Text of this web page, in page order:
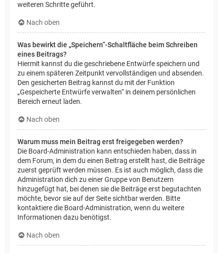
weiteren Schritte geführt.
Nach oben
Was bewirkt die „Speichern“-Schaltfläche beim Schreiben
eines Beitrags?
Hiermit kannst du die geschriebene Entwürfe speichern und
zu einem späteren Zeitpunkt vervollständigen und absenden.
Den gesicherten Beitrag kannst du mit der Funktion
„Gespeicherte Entwürfe verwalten“ in deinem persönlichen
Bereich erneut laden.
Nach oben
Warum muss mein Beitrag erst freigegeben werden?
Die Board-Administration kann entschieden haben, dass in
dem Forum, in dem du einen Beitrag erstellt hast, die Beiträge
zuerst geprüft werden müssen. Es ist auch möglich, dass die
Administration dich zu einer Gruppe von Benutzern
hinzugefügt hat, bei denen sie die Beiträge erst begutachten
möchte, bevor sie auf der Seite sichtbar werden. Bitte
kontaktiere die Board-Administration, wenn du weitere
Informationen dazu benötigst.
Nach oben